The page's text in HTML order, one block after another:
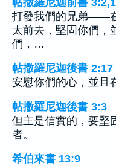
打發我們的兄弟——
太前去，堅固你們，
們，…
帖撒羅尼迦後書 2:17
安慰你們的心，並且
帖撒羅尼迦後書 3:3
但主是信實的，要堅
者。
希伯來書 13:9